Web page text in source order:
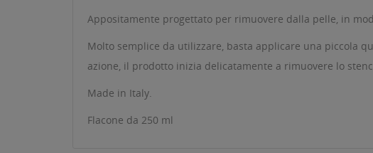
Appositamente progettato per rimuovere dalla pelle, in
Molto semplice da utilizzare, basta applicare una piccola
azione, il prodotto inizia delicatamente a rimuovere lo
Made in Italy.
Flacone da 250 ml